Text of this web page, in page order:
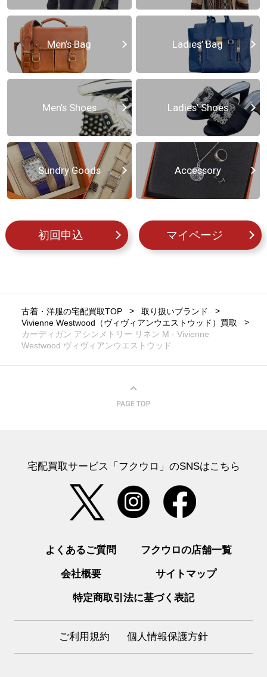
Men’s Bag Ladies’ Bag
Men’s Shoes Ladies’ Shoes
Sundry Goods Accessory
初回申込 マイページ
古着・洋服の宅配買取TOP
取り扱いブランド
Vivienne Westwood（ヴィヴィアンウエストウッド）買取
カーディガン アシンメトリー リネン M - Vivienne
Westwood ヴィヴィアンウエストウッド
宅配買取サービス「フクウロ」のSNSはこちら
よくあるご質問 フクウロの店舗一覧
会社概要 サイトマップ
特定商取引法に基づく表記
ご利用規約 個人情報保護方針